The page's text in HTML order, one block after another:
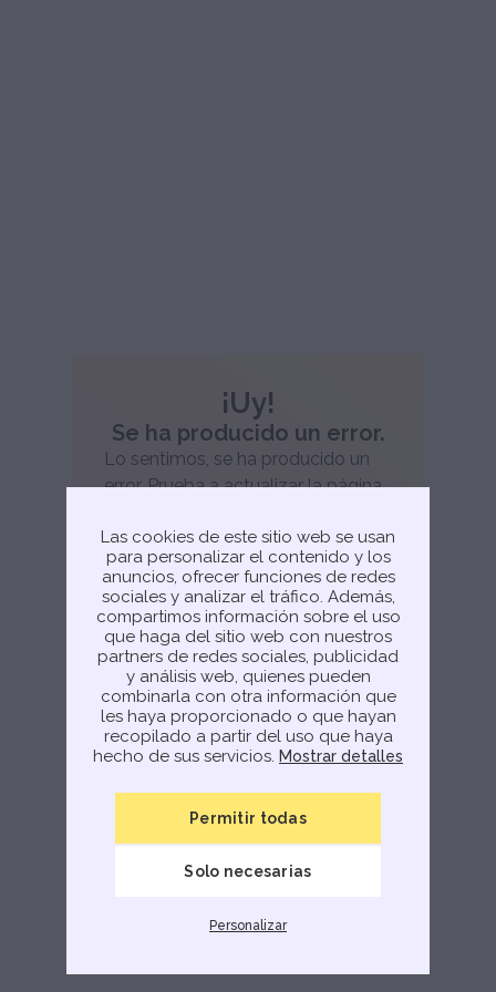
Las cookies de este sitio web se usan
para personalizar el contenido y los
anuncios, ofrecer funciones de redes
sociales y analizar el tráfico. Además,
compartimos información sobre el uso
que haga del sitio web con nuestros
partners de redes sociales, publicidad
y análisis web, quienes pueden
combinarla con otra información que
les haya proporcionado o que hayan
recopilado a partir del uso que haya
hecho de sus servicios. Mostrar detalles
Permitir todas
Solo necesarias
Personalizar
¡Uy!
Se ha producido un error.
Lo sentimos, se ha producido un
error. Prueba a actualizar la página.